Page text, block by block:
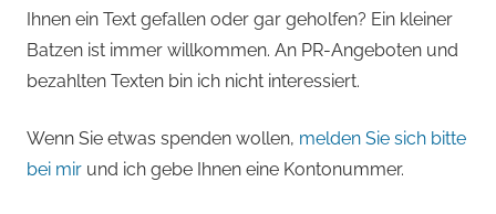
Ihnen ein Text gefallen oder gar geholfen? Ein kleiner
Batzen ist immer willkommen. An PR-Angeboten und
bezahlten Texten bin ich nicht interessiert.
Wenn Sie etwas spenden wollen, melden Sie sich bitte
bei mir und ich gebe Ihnen eine Kontonummer.